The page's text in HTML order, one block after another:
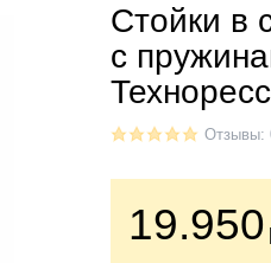
Стойки в
с
Отзывы:
19.950